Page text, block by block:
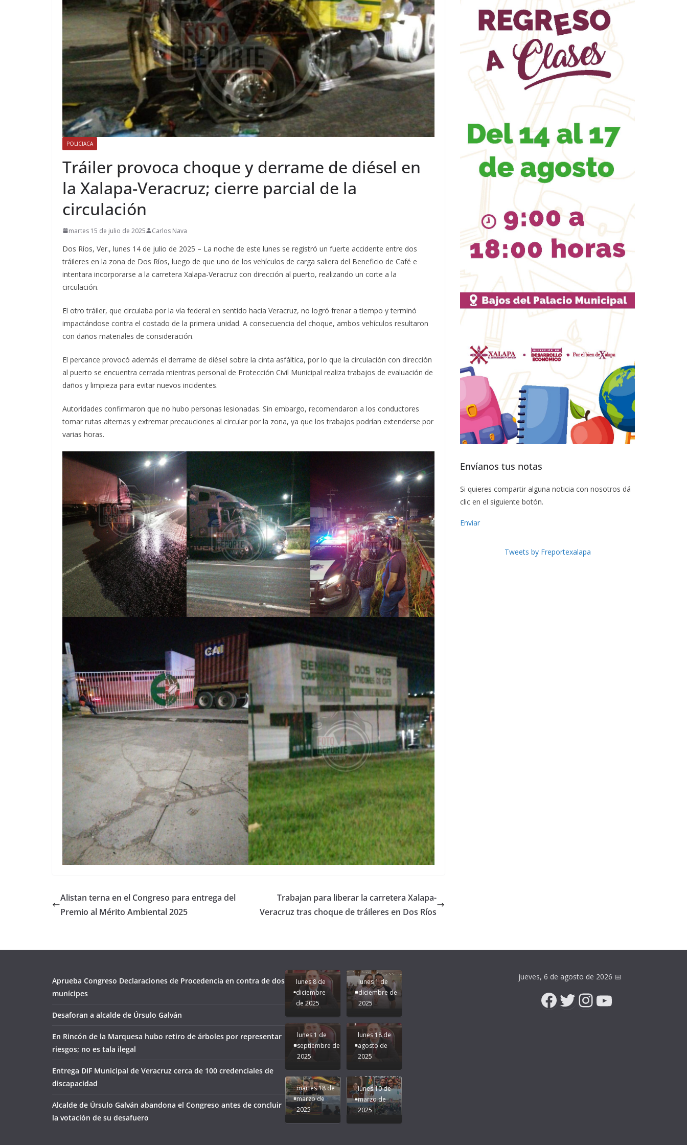
POLICIACA
Tráiler provoca choque y derrame de diésel en
la Xalapa-Veracruz; cierre parcial de la
circulación
martes 15 de julio de 2025 Carlos Nava
Dos Ríos, Ver., lunes 14 de julio de 2025 – La noche de este lunes se registró un fuerte accidente entre dos
tráileres en la zona de Dos Ríos, luego de que uno de los vehículos de carga saliera del Beneficio de Café e
intentara incorporarse a la carretera Xalapa-Veracruz con dirección al puerto, realizando un corte a la
circulación.
El otro tráiler, que circulaba por la vía federal en sentido hacia Veracruz, no logró frenar a tiempo y terminó
impactándose contra el costado de la primera unidad. A consecuencia del choque, ambos vehículos resultaron
con daños materiales de consideración.
El percance provocó además el derrame de diésel sobre la cinta asfáltica, por lo que la circulación con dirección
al puerto se encuentra cerrada mientras personal de Protección Civil Municipal realiza trabajos de evaluación de
daños y limpieza para evitar nuevos incidentes.
Autoridades confirmaron que no hubo personas lesionadas. Sin embargo, recomendaron a los conductores
tomar rutas alternas y extremar precauciones al circular por la zona, ya que los trabajos podrían extenderse por
varias horas.
Alistan terna en el Congreso para entrega del
Premio al Mérito Ambiental 2025
Trabajan para liberar la carretera Xalapa-
Veracruz tras choque de tráileres en Dos Ríos
Envíanos tus notas
Si quieres compartir alguna noticia con nosotros dá
clic en el siguiente botón.
Enviar
Tweets by Freportexalapa
Aprueba Congreso Declaraciones de Procedencia en contra de dos
munícipes
Desaforan a alcalde de Úrsulo Galván
En Rincón de la Marquesa hubo retiro de árboles por representar
riesgos; no es tala ilegal
Entrega DIF Municipal de Veracruz cerca de 100 credenciales de
discapacidad
Alcalde de Úrsulo Galván abandona el Congreso antes de concluir
la votación de su desafuero
Unamos
lunes 8 de
diciembre
de 2025
lunes 1 de
diciembre de
2025
Apoyo y
Seguimos la
Ruta que
Marca
Nuestra
Rocío Nahle.
lunes 1 de
septiembre de
2025
Pongamos
de moda;
San
Andrés
Tuxtla
presente.
lunes 18 de
agosto de
2025
Difamación
martes 18 de
marzo de
2025
Presidenta!
lunes 10 de
marzo de
2025
jueves, 6 de agosto de 2026 📅
Facebook
Twitter
Instagram
YouTube